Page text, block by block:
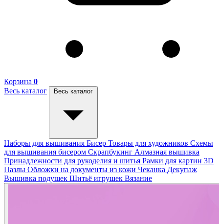
Корзина 0
Весь каталог
Весь каталог
Наборы для вышивания Бисер Товары для художников Схемы
для вышивания бисером Скрапбукинг Алмазная вышивка
Принадлежности для рукоделия и шитья Рамки для картин 3D
Пазлы Обложки на документы из кожи Чеканка Декупаж
Вышивка подушек Шитьё игрушек Вязание